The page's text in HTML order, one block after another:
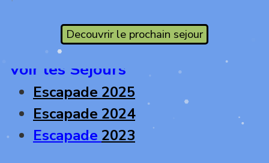
Decouvrir le prochain sejour
Voir les Séjours
Escapade 2025
Escapade 2024
Escapade2023